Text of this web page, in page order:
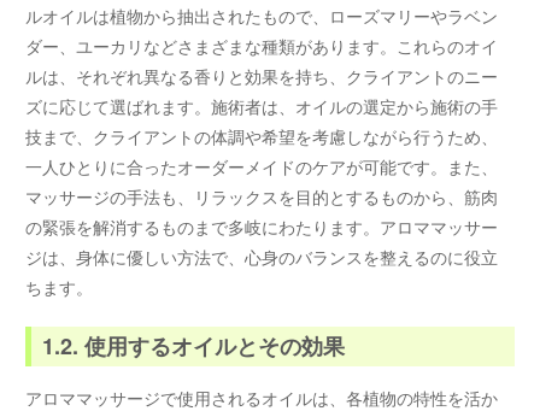
ルオイルは植物から抽出されたもので、ローズマリーやラベン
ダー、ユーカリなどさまざまな種類があります。これらのオイ
ルは、それぞれ異なる香りと効果を持ち、クライアントのニー
ズに応じて選ばれます。施術者は、オイルの選定から施術の手
技まで、クライアントの体調や希望を考慮しながら行うため、
一人ひとりに合ったオーダーメイドのケアが可能です。また、
マッサージの手法も、リラックスを目的とするものから、筋肉
の緊張を解消するものまで多岐にわたります。アロママッサー
ジは、身体に優しい方法で、心身のバランスを整えるのに役立
ちます。
1.2. 使用するオイルとその効果
アロママッサージで使用されるオイルは、各植物の特性を活か